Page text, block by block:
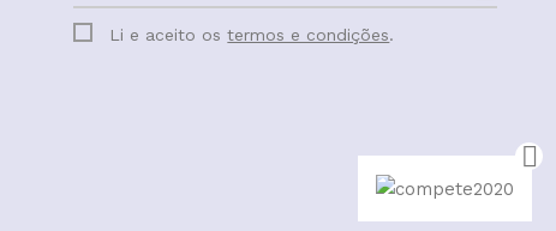
Li e aceito ostermos e condições.